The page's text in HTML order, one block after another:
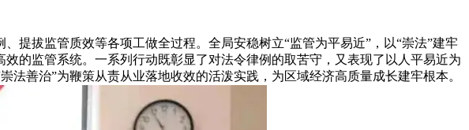
拔监管质效等各项工做全过程。全局安稳树立“监管为平易近”，以“崇法”建牢
的监管系统。一系列行动既彰显了对法令律例的取苦守，又表现了以人平易近为
善治”为鞭策从责从业落地收效的活泼实践，为区域经济高质量成长建牢根本。